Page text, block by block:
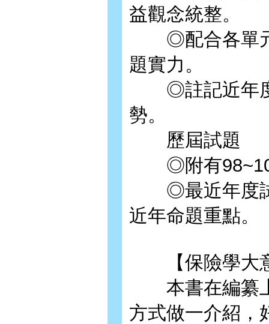
益觀念統整。
◎配合各單元
題實力。
◎註記近年度
勢。
歷屆試題
◎附有98~101
◎最近年度試
近年命題重點。
【保險學大
本書在編纂上
方式做一介紹，